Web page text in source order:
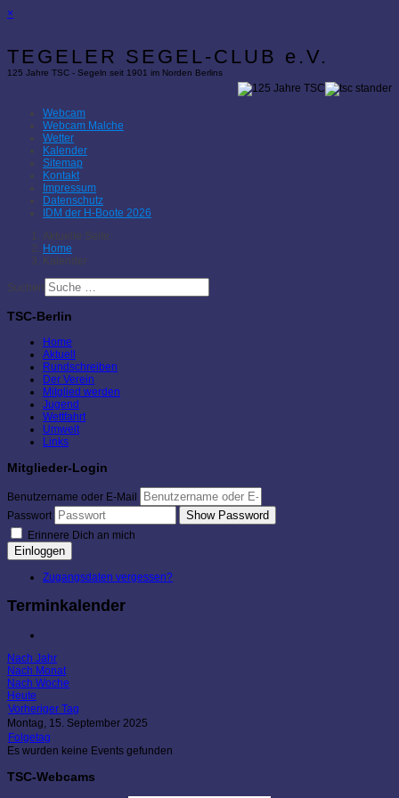
×
TEGELER SEGEL-CLUB e.V.
125 Jahre TSC - Segeln seit 1901 im Norden Berlins
Webcam
Webcam Malche
Wetter
Kalender
Sitemap
Kontakt
Impressum
Datenschutz
IDM der H-Boote 2026
Aktuelle Seite:
Home
Kalender
Suchen
TSC-Berlin
Home
Aktuell
Rundschreiben
Der Verein
Mitglied werden
Jugend
Wettfahrt
Umwelt
Links
Mitglieder-Login
Benutzername oder E-Mail
Passwort
Show Password
Erinnere Dich an mich
Einloggen
Zugangsdaten vergessen?
Terminkalender
Nach Jahr
Nach Monat
Nach Woche
Heute
Vorheriger Tag
Montag, 15. September 2025
Folgetag
Es wurden keine Events gefunden
TSC-Webcams